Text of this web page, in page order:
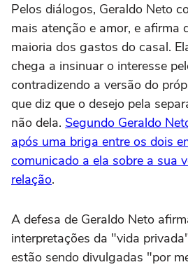
Pelos diálogos, Geraldo Neto
mais atenção e amor, e afirma
maioria dos gastos do casal.
chega a insinuar o interesse
contradizendo a versão do
que diz que o desejo pela
não dela. Segundo Geraldo
após uma briga entre os dois
comunicado a ela sobre a sua
relação.
A defesa de Geraldo Neto
interpretações da "vida
estão sendo divulgadas "por